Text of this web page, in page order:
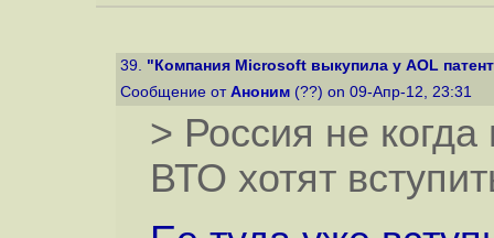
39. "Компания Microsoft выкупила у AOL
Сообщение от Аноним (??) on 09-Апр-12, 23:31
> Россия не
ВТО хотят